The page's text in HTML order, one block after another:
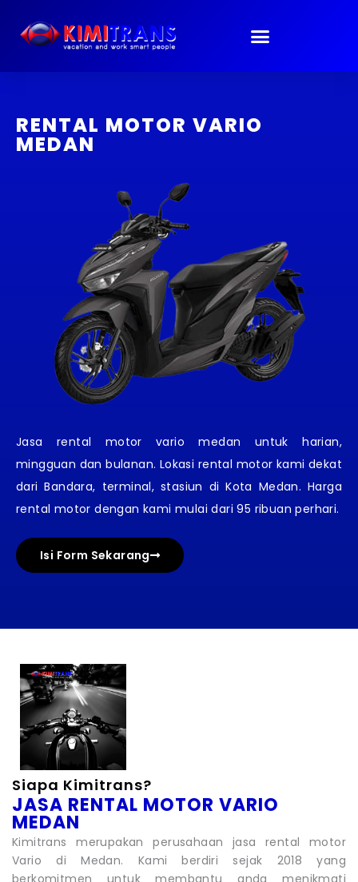
konten
RENTAL MOTOR VARIO
MEDAN
Jasa rental motor vario medan untuk harian,
mingguan dan bulanan. Lokasi rental motor kami dekat
dari Bandara, terminal, stasiun di Kota Medan. Harga
rental motor dengan kami mulai dari 95 ribuan perhari.
Isi Form Sekarang
Siapa Kimitrans?
JASA RENTAL MOTOR VARIO
MEDAN
Kimitrans merupakan perusahaan jasa rental motor
Vario di Medan. Kami berdiri sejak 2018 yang